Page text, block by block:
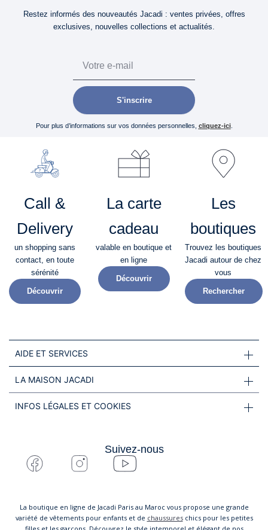
Restez informés des nouveautés Jacadi : ventes privées, offres
exclusives, nouvelles collections et actualités.
S'inscrire
Pour plus d’informations sur vos données personnelles, cliquez-ici.
Call &
Delivery
un shopping sans
contact, en toute
sérénité​
Découvrir
La carte
cadeau
valable en boutique et
en ligne
Découvrir
Les
boutiques
Trouvez les boutiques
Jacadi autour de chez
vous
Rechercher
AIDE ET SERVICES
LA MAISON JACADI
INFOS LÉGALES ET COOKIES
Suivez-nous
La boutique en ligne de Jacadi Paris au Maroc vous propose une grande
variété de vêtements pour enfants et de chaussureschics pour les petites